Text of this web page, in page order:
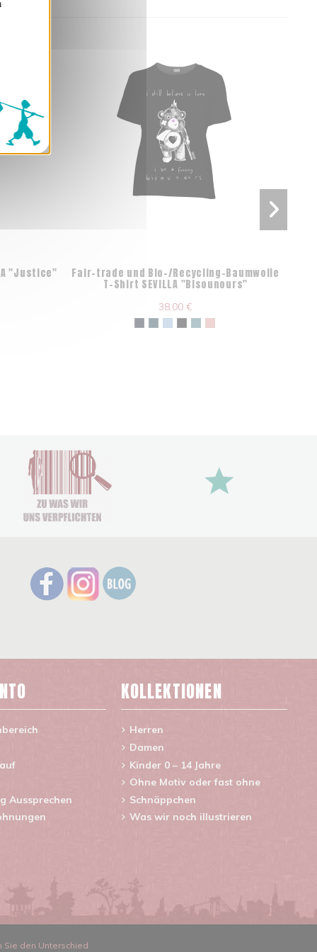
"Justice" Fair-trade und Bio-/Recycling-Baumwolle
T-Shirt SEVILLA "Bisounours"
38,00 €
Aussprechen
KOLLEKTIONEN
Herren
Damen
Kinder 0 – 14 Jahre
Ohne Motiv oder fast ohne
Schnäppchen
Was wir noch illustrieren
Sie den Unterschied